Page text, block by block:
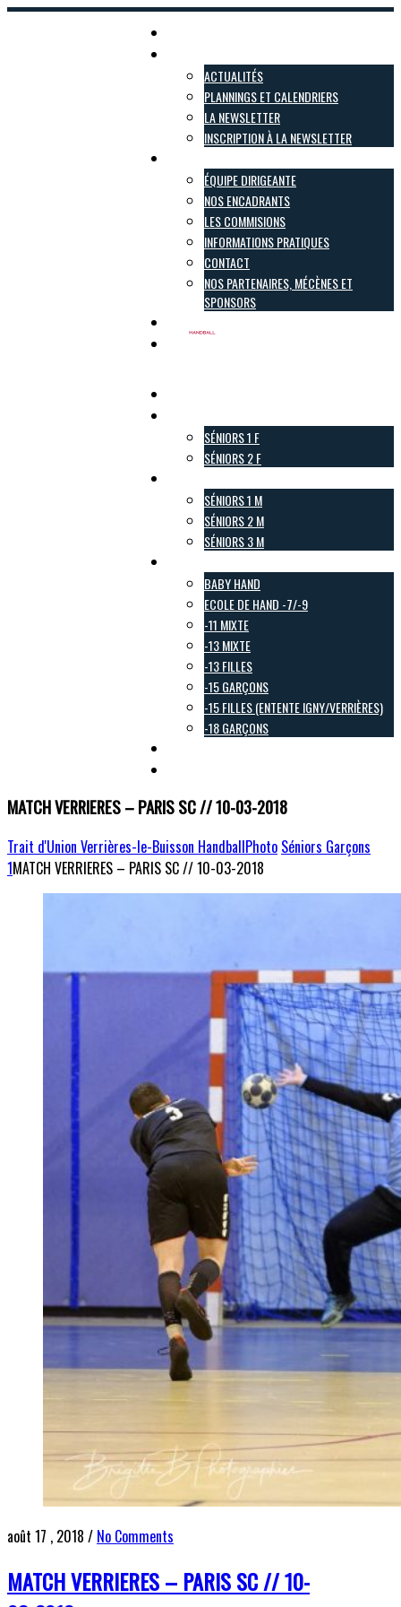
ACTUALITÉS
PLANNINGS ET CALENDRIERS
LA NEWSLETTER
INSCRIPTION À LA NEWSLETTER
ÉQUIPE DIRIGEANTE
NOS ENCADRANTS
LES COMMISIONS
INFORMATIONS PRATIQUES
CONTACT
NOS PARTENAIRES, MÉCÈNES ET
SPONSORS
SÉNIORS 1 F
SÉNIORS 2 F
SÉNIORS 1 M
SÉNIORS 2 M
SÉNIORS 3 M
BABY HAND
ECOLE DE HAND -7/-9
-11 MIXTE
-13 MIXTE
-13 FILLES
-15 GARÇONS
-15 FILLES (ENTENTE IGNY/VERRIÈRES)
-18 GARÇONS
MATCH VERRIERES – PARIS SC // 10-03-2018
Trait d'Union Verrières-le-Buisson HandballPhoto Séniors Garçons
1MATCH VERRIERES – PARIS SC // 10-03-2018
août 17 , 2018 / No Comments
MATCH VERRIERES – PARIS SC // 10-